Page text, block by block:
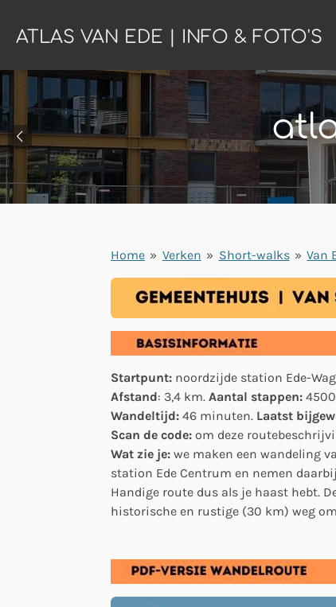
direct
de
hoofdinhoud
ATLAS VAN EDE | INFO & FOTO'S
Home » Verken » Short-walks » Van
Startpunt: noordzijde station Ede-
Afstand: 3,4 km. Aantal stappen:
Wandeltijd: 46 minuten. Laatst
Scan de code: om deze
Wat zie je: we maken een wandeling
station Ede Centrum en nemen
Handige route dus als je haast hebt.
historische en rustige (30 km) weg